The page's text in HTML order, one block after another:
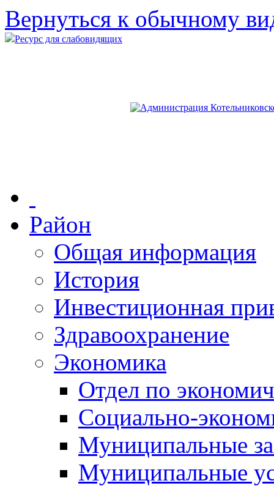
Вернуться к обычному
Ресурс для слабовидящих
Район
Общая информация
История
Инвестиционная
Здравоохранение
Экономика
Отдел по
Социально-
Муниципальные
Муниципальные